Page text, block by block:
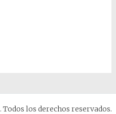
. Todos los derechos reservados.